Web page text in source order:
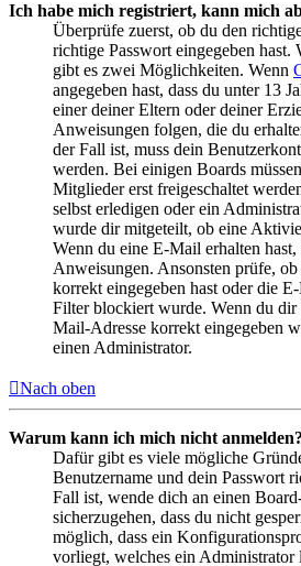
Ich habe mich registriert, kann mich
Überprüfe zuerst, ob du den
richtige Passwort eingegeben hast.
gibt es zwei Möglichkeiten. Wenn
angegeben hast, dass du unter 13
einer deiner Eltern oder deiner
Anweisungen folgen, die du
der Fall ist, muss dein
werden. Bei einigen Boards
Mitglieder erst freigeschaltet
selbst erledigen oder ein
wurde dir mitgeteilt, ob eine
Wenn du eine E-Mail erhalten
Anweisungen. Ansonsten prüfe,
korrekt eingegeben hast oder die
Filter blockiert wurde. Wenn du dir
Mail-Adresse korrekt eingegeben
einen Administrator.
Nach oben
Warum kann ich mich nicht anmelden?
Dafür gibt es viele mögliche
Benutzername und dein Passwort
Fall ist, wende dich an einen
sicherzugehen, dass du nicht
möglich, dass ein
vorliegt, welches ein Administrator